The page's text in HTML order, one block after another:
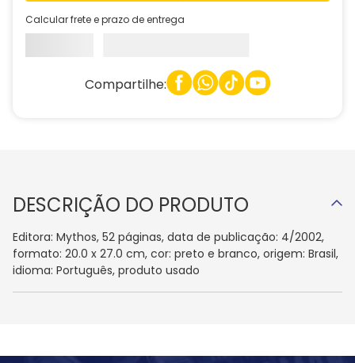
Calcular frete e prazo de entrega
Compartilhe:
DESCRIÇÃO DO PRODUTO
Editora: Mythos, 52 páginas, data de publicação: 4/2002,
formato: 20.0 x 27.0 cm, cor: preto e branco, origem: Brasil,
idioma: Português, produto usado